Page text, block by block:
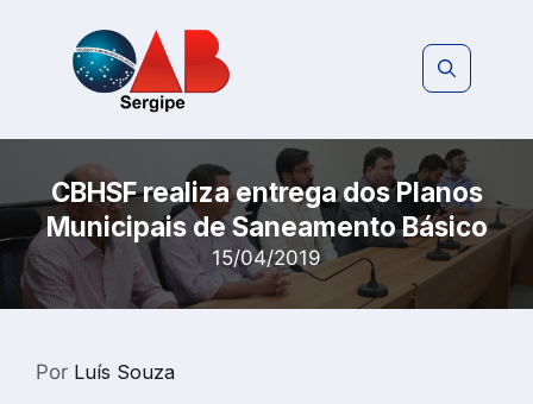
CBHSF realiza entrega dos Planos
Municipais de Saneamento Básico
15/04/2019
Por Luís Souza